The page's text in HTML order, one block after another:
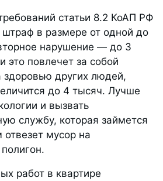
статьи 8.2 КоАП РФ
штраф в размере от одной до
нарушение — до 3
это повлечет за собой
здоровью других людей,
до 4 тысяч. Лучше
и вызвать
службу, которая займется
отвезет мусор на
работ в квартире